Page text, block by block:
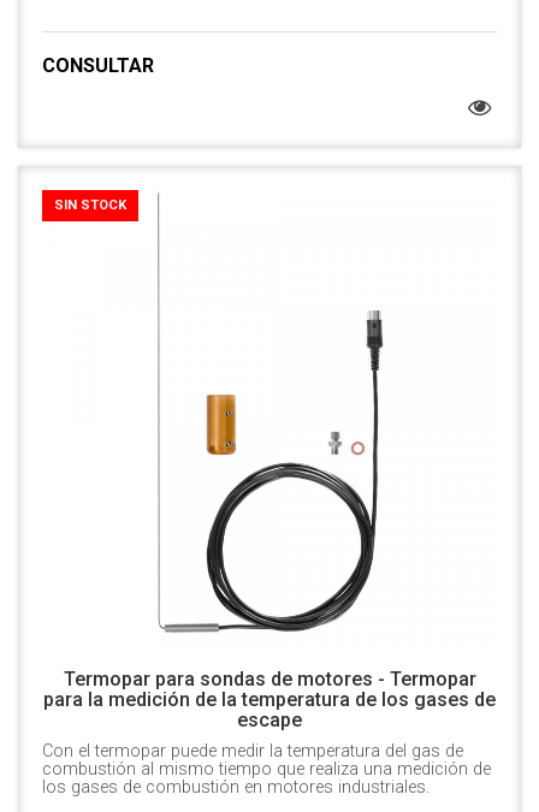
CONSULTAR
SIN STOCK
Termopar para sondas de motores - Termopar
para la medición de la temperatura de los gases de
escape
Con el termopar puede medir la temperatura del gas de
combustión al mismo tiempo que realiza una medición de
los gases de combustión en motores industriales.